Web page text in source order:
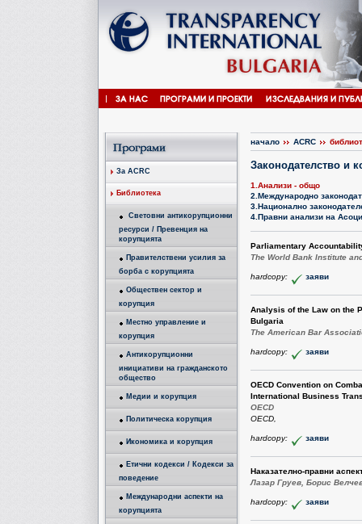
За ACRC
Библиотека
Световни антикорупционни
ресурси / Превенция на
корупцията
Правителствени усилия за
борба с корупцията
Обществен сектор и
корупция
Местно управление и
корупция
Антикорупционни
инициативи на гражданското
общество
Медии и корупция
Политическа корупция
Икономика и корупция
Етични кодекси / Кодекси за
поведение
Международни аспекти на
корупцията
начало ACRC
Законодателство и
1.Анализи - общо
2.Международно
3.Национално
4.Правни анализи на
Parliamentary
The World Bank Institute
hardcopy: заяви
Analysis of the Law on the
Bulgaria
The American Bar
hardcopy: заяви
OECD Convention on
International Business
OECD
OECD,
hardcopy: заяви
Наказателно-правни
Лазар Груев, Борис
hardcopy: заяви